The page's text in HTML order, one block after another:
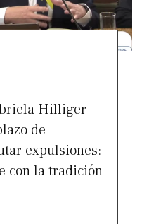
Hilliger
de
expulsiones:
con la tradición